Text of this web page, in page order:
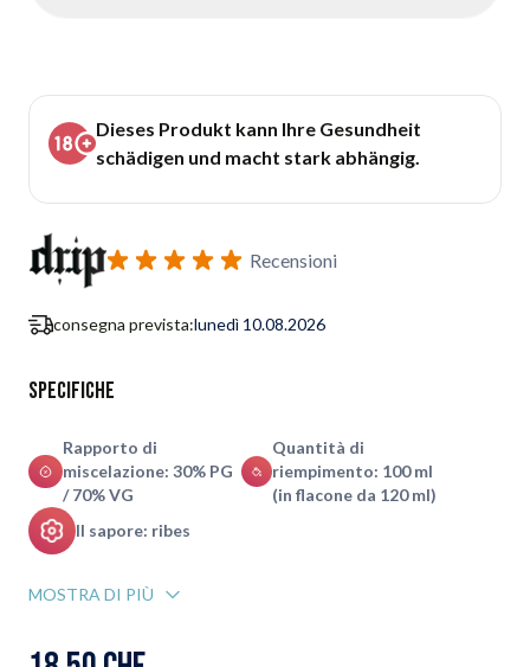
Dieses Produkt kann Ihre Gesundheit
schädigen und macht stark abhängig.
Recensioni
consegna prevista:lunedì 10.08.2026
Specifiche
Rapporto di
miscelazione: 30% PG
/ 70% VG
Quantità di
riempimento: 100 ml
(in flacone da 120 ml)
Il sapore: ribes
MOSTRA DI PIÙ